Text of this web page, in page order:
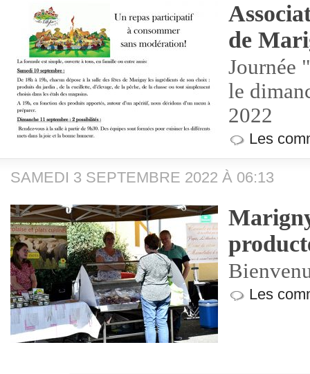
de
Journée
le
2022
Les
SAMEDI 3 SEPTEMBRE 2022 À 06:13
Les